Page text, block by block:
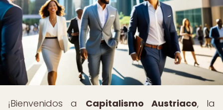
¡Bienvenidos a Capitalismo Austriaco, la